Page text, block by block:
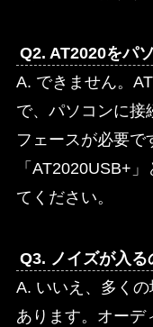
Q2. AT2020をパ
A. できません。
で、パソコンに接
フェースが必要で
「AT2020USB+
てください。
Q3. ノイズが入る
A. いいえ、多く
あります。オーデ